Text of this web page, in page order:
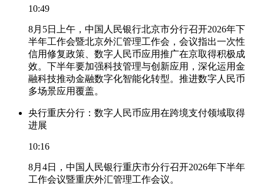
10:49
8月5日上午，中国人民银行北京市分行召开2026年下
半年工作会暨北京外汇管理工作会，会议指出一次性
信用修复政策、数字人民币应用推广在京取得积极成
效。下半年要加强科技管理与创新应用，深化运用金
融科技推动金融数字化智能化转型。推进数字人民币
多场景应用覆盖。
央行重庆分行：数字人民币应用在跨境支付领域取得
进展
10:16
8月4日，中国人民银行重庆市分行召开2026年下半年
工作会议暨重庆外汇管理工作会议。